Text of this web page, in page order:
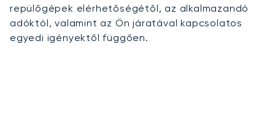
repülőgépek elérhetőségétől, az alkalmazandó
adóktól, valamint az Ön járatával kapcsolatos
egyedi igényektől függően.